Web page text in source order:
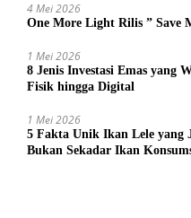
4 Mei 2026
One More Light Rilis ” Save
1 Mei 2026
8 Jenis Investasi Emas yang
Fisik hingga Digital
1 Mei 2026
5 Fakta Unik Ikan Lele yang
Bukan Sekadar Ikan